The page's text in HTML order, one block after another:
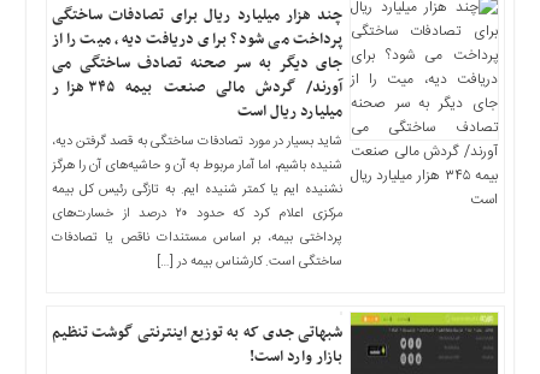
چند هزار میلیارد ریال برای تصادفات ساختگی
پرداخت می شود؟ برای دریافت دیه، میت را از
جای دیگر به سر صحنه تصادف ساختگی می
آورند/ گردش مالی صنعت بیمه ۳۴۵ هزار
میلیارد ریال است
شاید بسیار در مورد تصادفات ساختگی به قصد گرفتن دیه،
شنیده باشیم، اما آمار مربوط به آن و حاشیه‌های آن را هرگز
نشنیده ایم یا کمتر شنیده ایم. به تازگی رئیس کل بیمه
مرکزی اعلام کرد که حدود ۲۰ درصد از خسارت‌های
پرداختی بیمه، بر اساس مستندات ناقص یا تصادفات
ساختگی است. کارشناس بیمه در […]
شبهاتی جدی که به توزیع اینترنتی گوشت تنظیم
بازار وارد است!